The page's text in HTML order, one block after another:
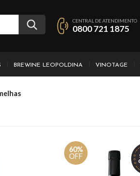
CENTRAL DE ATENDIMENTO
0800 721 1875
BREWINE LEOPOLDINA VINOTAGE
60%
OFF